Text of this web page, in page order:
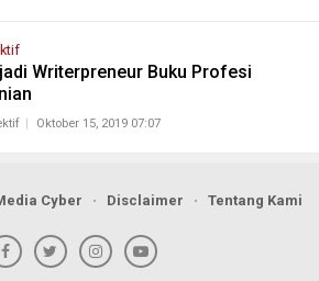
Writerpreneur Buku Profesi
Oktober 15, 2019 07:07
Cyber Disclaimer Tentang Kami